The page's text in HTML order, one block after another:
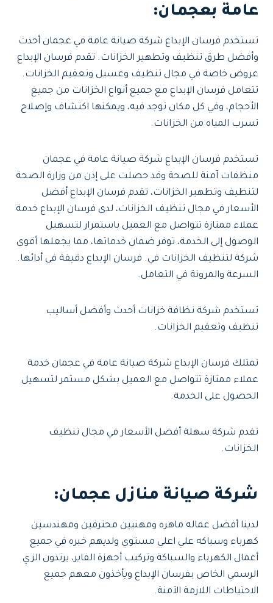
عامة بعجمان:
تستخدم فرسان الإبداع شركة صيانة عامة في عجمان أحدث
وأفضل طرق تنظيف وتطهير الخزانات. تقدم فرسان الإبداع
عروض خاصة في مجال تنظيف وغسيل وتعقيم الخزانات.
تتعامل فرسان الإبداع مع جميع أنواع الخزانات من جميع
الأحجام، وفي كل مكان توجد فيه، ويمكنها اكتشاف وإصلاح
تسرب المياه من الخزانات.
تستخدم فرسان الإبداع شركة صيانة عامة في عجمان
منظفات آمنة للصحة وقد حصلت على إذن من وزارة الصحة
لتنظيف وتطهير الخزانات، تقدم فرسان الإبداع أفضل
الأسعار في مجال تنظيف الخزانات، لدى فرسان الإبداع خدمة
عملاء ممتازة تتواصل مع العميل باستمرار لتسهيل
الوصول إلى الخدمة، توفر ضمان خدماتها، مما يجعلها أقوى
شركة لتنظيف الخزانات في. فرسان الإبداع دقيقة في أدائها.
السرعة والمرونة في التعامل.
تستخدم شركة نظافة خزانات أحدث وأفضل أساليب
تنظيف وتعقيم الخزانات.
تمتلك فرسان الإبداع شركة صيانة عامة في عجمان خدمة
عملاء ممتازة تتواصل مع العميل بشكل مستمر لتسهيل
الحصول على الخدمة.
تقدم شركة سهلة أفضل الأسعار في مجال تنظيف
الخزانات.
شركة صيانة منازل عجمان:
لدينا أفضل عماله ماهره ومهنيين محترفين ومهندسين
كهرباء وسباكه علي اعلي مستوي ولديهم خبره في جميع
أعمال الكهرباء والسباكة وتركيب أجهزة الفاير، يرتدون الزي
الرسمي الخاص بفرسان الإبداع ويأخذون معهم جميع
الاحتياطات اللازمة الآمنة.